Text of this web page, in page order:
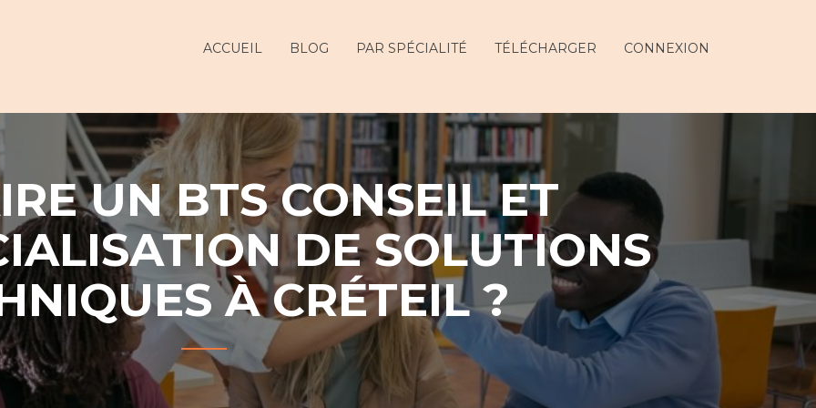
ACCUEIL BLOG PAR SPÉCIALITÉ TÉLÉCHARGER CONNEXION
UN BTS CONSEIL ET
DE SOLUTIONS
À CRÉTEIL ?